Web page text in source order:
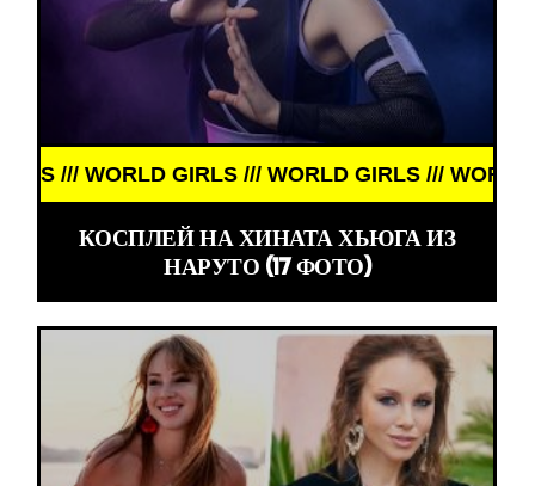
GIRLS /// WORLD GIRLS /// WORLD GIRLS ///
КОСПЛЕЙ НА ХИНАТА ХЬЮГА ИЗ
НАРУТО (17 ФОТО)